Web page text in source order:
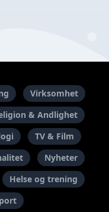
Virksomhet
& Andlighet
TV & Film
Nyheter
Helse og trening